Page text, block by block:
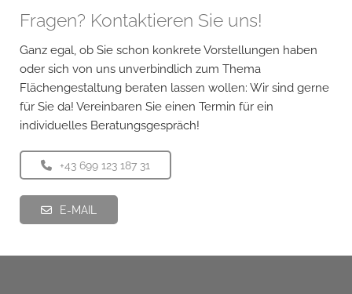
Fragen? Kontaktieren Sie uns!
Ganz egal, ob Sie schon konkrete Vorstellungen haben
oder sich von uns unverbindlich zum Thema
Flächengestaltung beraten lassen wollen: Wir sind gerne
für Sie da! Vereinbaren Sie einen Termin für ein
individuelles Beratungsgespräch!
+43 699 123 187 31
E-MAIL